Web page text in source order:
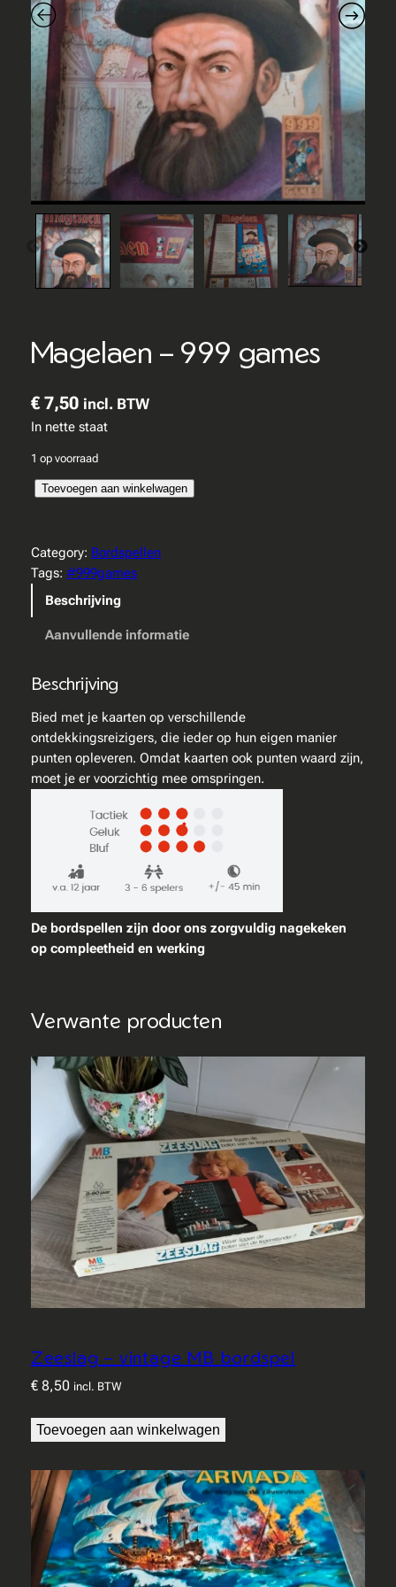
Magelaen – 999 games
€7,50 incl. BTW
In nette staat
1 op voorraad
e
l
9
9
g
a
m
e
a
l
Toevoegen aan winkelwagen
Category: Bordspellen
Tags: #999games
Beschrijving
Aanvullende informatie
Beschrijving
Bied met je kaarten op verschillende
ontdekkingsreizigers, die ieder op hun eigen manier
punten opleveren. Omdat kaarten ook punten waard zijn,
moet je er voorzichtig mee omspringen.
De bordspellen zijn door ons zorgvuldig nagekeken
op compleetheid en werking
Verwante producten
Zeeslag – vintage MB bordspel
€8,50 incl. BTW
Toevoegen aan winkelwagen